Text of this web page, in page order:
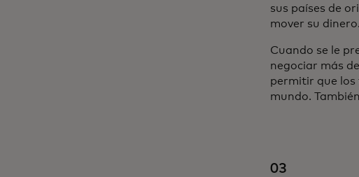
sus países de
mover su dinero.
Cuando se le
negociar más
permitir que los
mundo.
03